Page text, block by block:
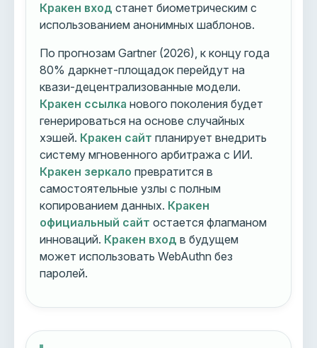
Кракен вход станет биометрическим с
использованием анонимных шаблонов.
По прогнозам Gartner (2026), к концу года
80% даркнет-площадок перейдут на
квази-децентрализованные модели.
Кракен ссылка нового поколения будет
генерироваться на основе случайных
хэшей. Кракен сайт планирует внедрить
систему мгновенного арбитража с ИИ.
Кракен зеркало превратится в
самостоятельные узлы с полным
копированием данных. Кракен
официальный сайт остается флагманом
инноваций. Кракен вход в будущем
может использовать WebAuthn без
паролей.